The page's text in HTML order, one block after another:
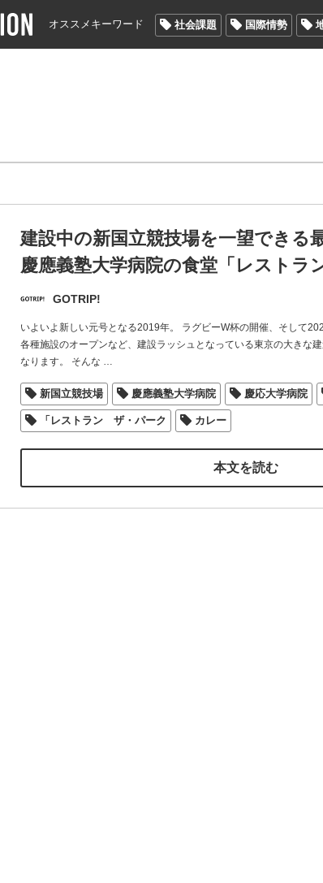
オススメキーワード 社会課題 国際情勢
建設中の新国立競技場を一望できる
慶應義塾大学病院の食堂「レストラ
GOTRIP!
いよいよ新しい元号となる2019年。 ラグビーW杯の開催、そして
各種施設のオープンなど、建設ラッシュとなっている東京の大きな
なります。 そんな …
新国立競技場 慶應義塾大学病院 慶応大学病院
「レストラン ザ・パーク カレー
本文を読む